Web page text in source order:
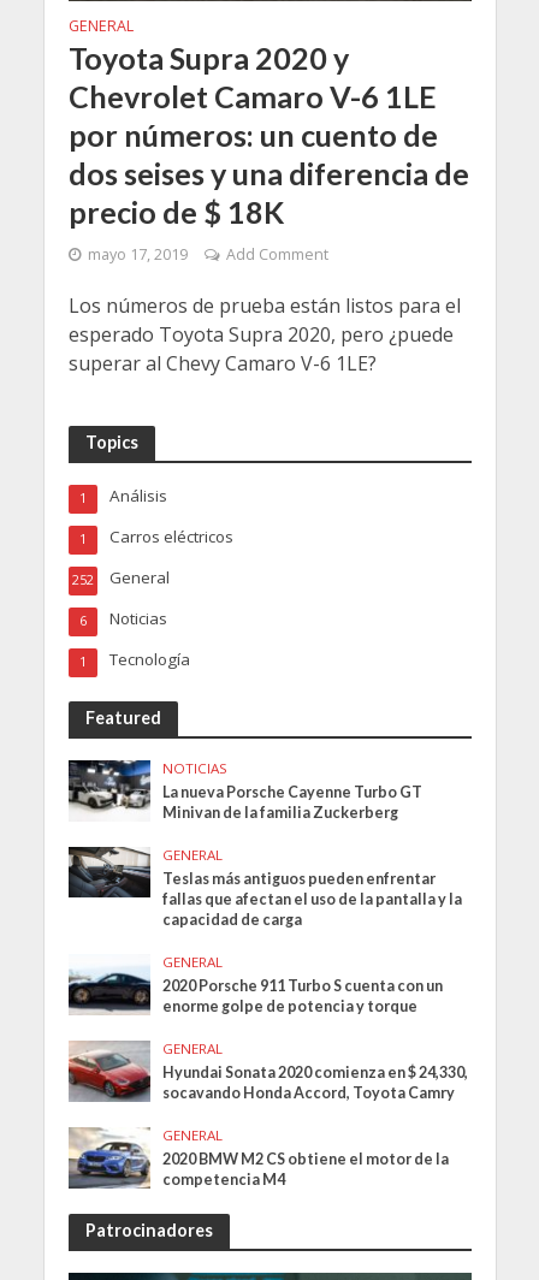
GENERAL
Toyota Supra 2020 y
Chevrolet Camaro V-6 1LE
por números: un cuento de
dos seises y una diferencia de
precio de $ 18K
mayo 17, 2019 Add Comment
Los números de prueba están listos para el
esperado Toyota Supra 2020, pero ¿puede
superar al Chevy Camaro V-6 1LE?
Topics
Análisis
1
Carros eléctricos
1
General
252
Noticias
6
Tecnología
1
Featured
NOTICIAS
La nueva Porsche Cayenne Turbo GT
Minivan de la familia Zuckerberg
GENERAL
Teslas más antiguos pueden enfrentar
fallas que afectan el uso de la pantalla y la
capacidad de carga
GENERAL
2020 Porsche 911 Turbo S cuenta con un
enorme golpe de potencia y torque
GENERAL
Hyundai Sonata 2020 comienza en $ 24,330,
socavando Honda Accord, Toyota Camry
GENERAL
2020 BMW M2 CS obtiene el motor de la
competencia M4
Patrocinadores